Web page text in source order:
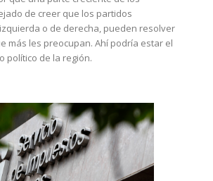
de creer que los partidos
o de derecha, pueden resolver
más les preocupan. Ahí podría estar el
político de la región.